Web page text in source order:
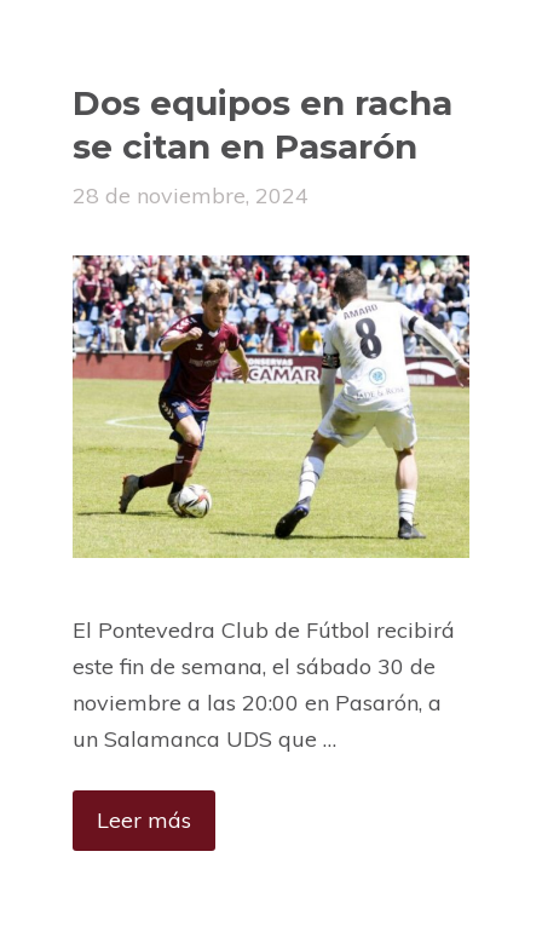
Dos equipos en racha
se citan en Pasarón
28 de noviembre, 2024
El Pontevedra Club de Fútbol recibirá
este fin de semana, el sábado 30 de
noviembre a las 20:00 en Pasarón, a
un Salamanca UDS que …
Leer más